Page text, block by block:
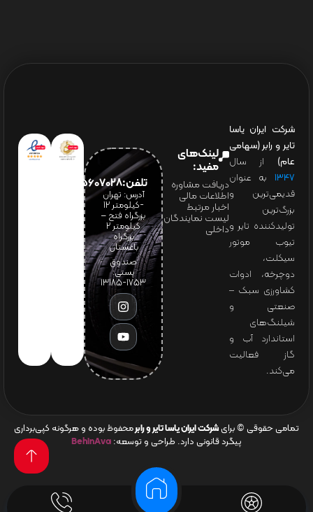
شرکت ایران یاسا
تایر و رابر (سهامی
عام) از سال
۱۳۴۷ به عنوان
قدیمی‌ترین و
بزرگ‌ترین
تولیدکننده تایر و
تیوب موتور
سیکلت،
دوچرخه، ادوات
کشاورزی سبک –
صنعتی و
شیلنگ‌های
استاندارد آب و
گاز فعالیت
می‌کند.
لینک‌های
مفید:
دریافت مشاوره
اطلاعات مالی
اخبار مرتبط
لیست نمایندگان
داخلی
تلفن:65607028(021)
آدرس: تهران
-کیلومتر 12
بزرگراه فتح –
کیلومتر ۲
بزرگراه
باغستان
صندوق
پستی:
1753-13185
تمامی حقوقی © برای شرکت ایران یاسا تایر و رابرمحفوظ بوده و هرگونه کپی‌برداری
پیگرد قانونی دارد. طراحی و توسعه: BehinAva